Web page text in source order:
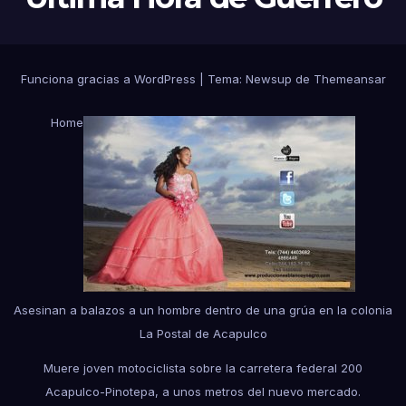
Funciona gracias a WordPress Tema: Newsup de Themeansar
Home
Asesinan a balazos a un hombre dentro de una grúa en la colonia
La Postal de Acapulco
Muere joven motociclista sobre la carretera federal 200
Acapulco-Pinotepa, a unos metros del nuevo mercado.